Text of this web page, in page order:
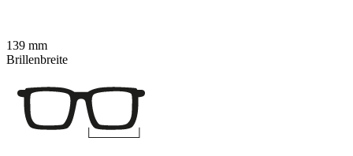
139 mm
Brillenbreite